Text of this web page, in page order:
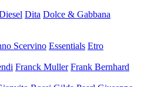
Dita Dolce & Gabbana
Scervino Essentials Etro
Franck Muller Frank Bernhard